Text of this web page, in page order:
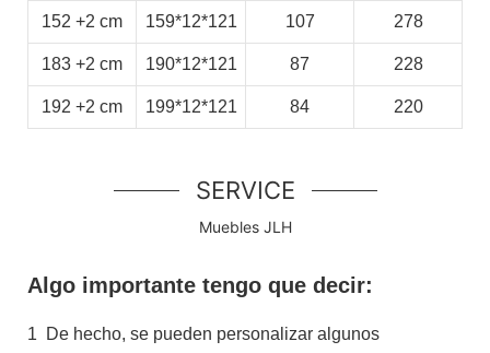
152 +2 cm 159*12*121 107 278
183 +2 cm 190*12*121 87 228
192 +2 cm 199*12*121 84 220
SERVICE
Muebles JLH
Algo importante tengo que decir:
1
De hecho, se pueden personalizar algunos